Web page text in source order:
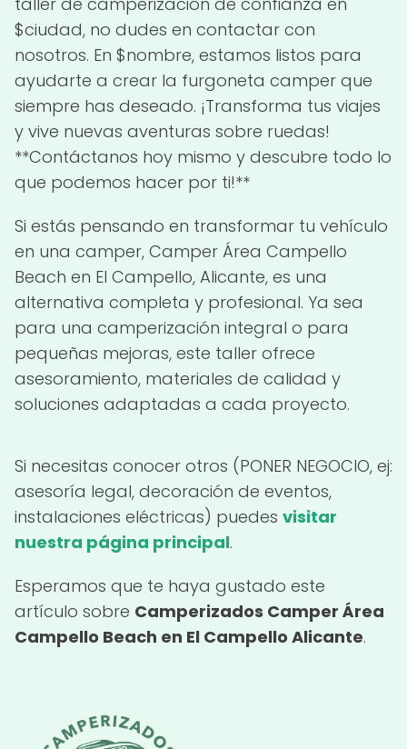
$ciudad, no dudes en contactar con
nosotros. En $nombre, estamos listos para
ayudarte a crear la furgoneta camper que
siempre has deseado. ¡Transforma tus viajes
y vive nuevas aventuras sobre ruedas!
**Contáctanos hoy mismo y descubre todo lo
que podemos hacer por ti!**
Si estás pensando en transformar tu vehículo
en una camper, Camper Área Campello
Beach en El Campello, Alicante, es una
alternativa completa y profesional. Ya sea
para una camperización integral o para
pequeñas mejoras, este taller ofrece
asesoramiento, materiales de calidad y
soluciones adaptadas a cada proyecto.
Si necesitas conocer otros (PONER NEGOCIO, ej:
asesoría legal, decoración de eventos,
instalaciones eléctricas) puedes visitar
nuestra página principal.
Esperamos que te haya gustado este
artículo sobre Camperizados Camper Área
Campello Beach en El Campello Alicante.